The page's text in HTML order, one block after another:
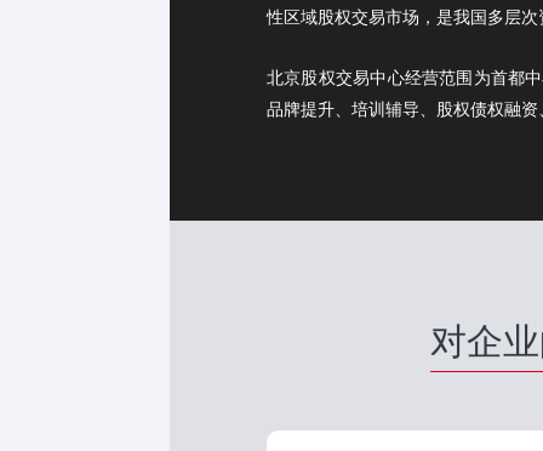
性区域股权交易市场，是我国多层
北京股权交易中心经营范围为首都
品牌提升、培训辅导、股权债权融
对企